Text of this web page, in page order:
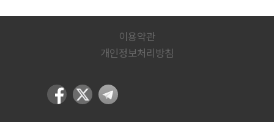
이용약관
개인정보처리방침